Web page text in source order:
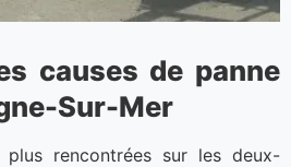
causes de panne
Sur-Mer
plus rencontrées sur les deux-